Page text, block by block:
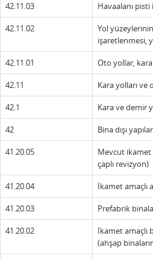
42.11.03 Havaalanı pisti
42.11.02
Yol
işaretlenmesi,
42.11.01 Oto yollar, kara
42.11 Kara yolları ve
42.1 Kara ve demir
42 Bina dışı
41.20.05
Mevcut ikamet
çaplı revizyon)
41.20.04 İkamet amaçlı
41.20.03 Prefabrik
41.20.02
İkamet amaçlı
(ahşap